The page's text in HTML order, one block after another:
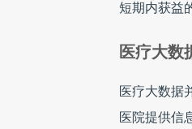
短期内获益
医疗大数
医疗大数据
医院提供信